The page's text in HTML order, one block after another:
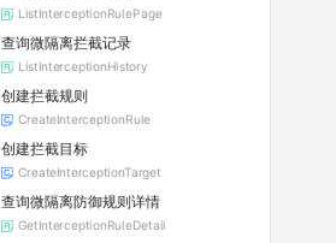
ListInterceptionRulePage
查询微隔离拦截记录
ListInterceptionHistory
创建拦截规则
CreateInterceptionRule
创建拦截目标
CreateInterceptionTarget
查询微隔离防御规则详情
GetInterceptionRuleDetail